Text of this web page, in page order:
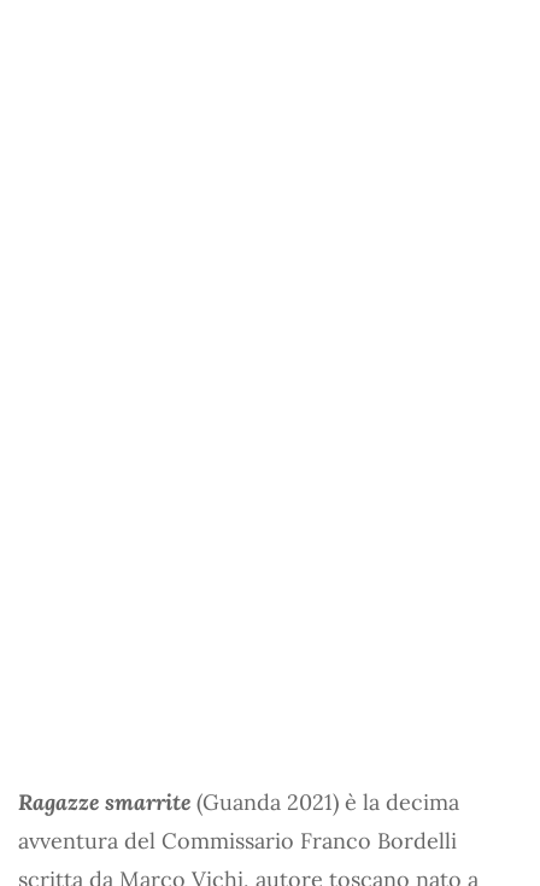
Ragazze smarrite (Guanda 2021) è la decima
avventura del Commissario Franco Bordelli
scritta da Marco Vichi, autore toscano nato a